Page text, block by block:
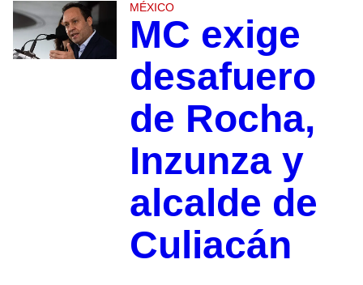
MÉXICO
MC exige
desafuero
de Rocha,
Inzunza y
alcalde de
Culiacán